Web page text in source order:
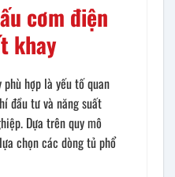
cơm điện
khay
hợp là yếu tố quan
đầu tư và năng suất
Dựa trên quy mô
chọn các dòng tủ phổ